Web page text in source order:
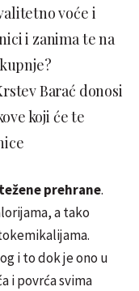
voće i
i zanima te na
Barać donosi
koji će te
prehrane.
a tako
i to dok je ono u
i povrća svima